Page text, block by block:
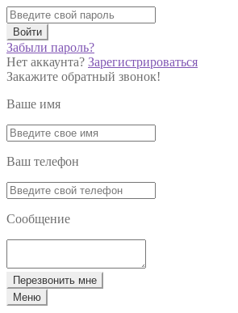
Войти
Забыли пароль?
Нет аккаунта? Зарегистрироваться
Закажите обратный звонок!
Ваше имя
Ваш телефон
Сообщение
Перезвонить мне
Меню